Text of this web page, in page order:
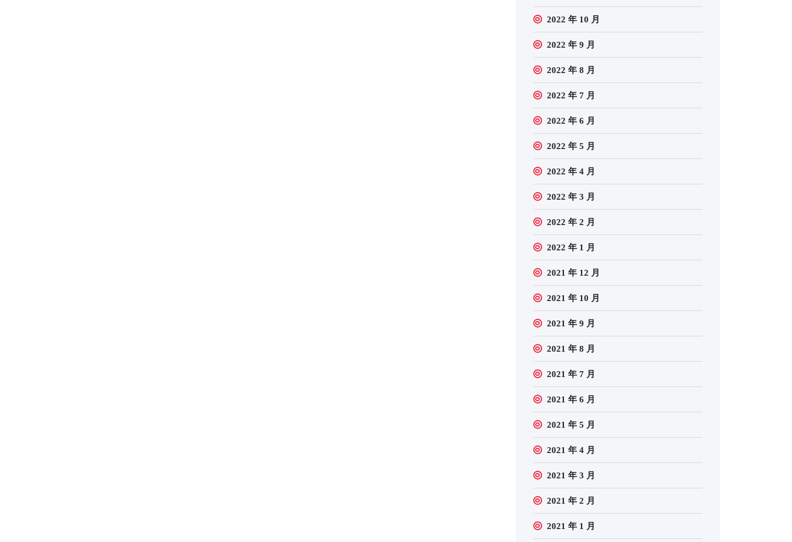
2022 年 10 月
2022 年 9 月
2022 年 8 月
2022 年 7 月
2022 年 6 月
2022 年 5 月
2022 年 4 月
2022 年 3 月
2022 年 2 月
2022 年 1 月
2021 年 12 月
2021 年 10 月
2021 年 9 月
2021 年 8 月
2021 年 7 月
2021 年 6 月
2021 年 5 月
2021 年 4 月
2021 年 3 月
2021 年 2 月
2021 年 1 月